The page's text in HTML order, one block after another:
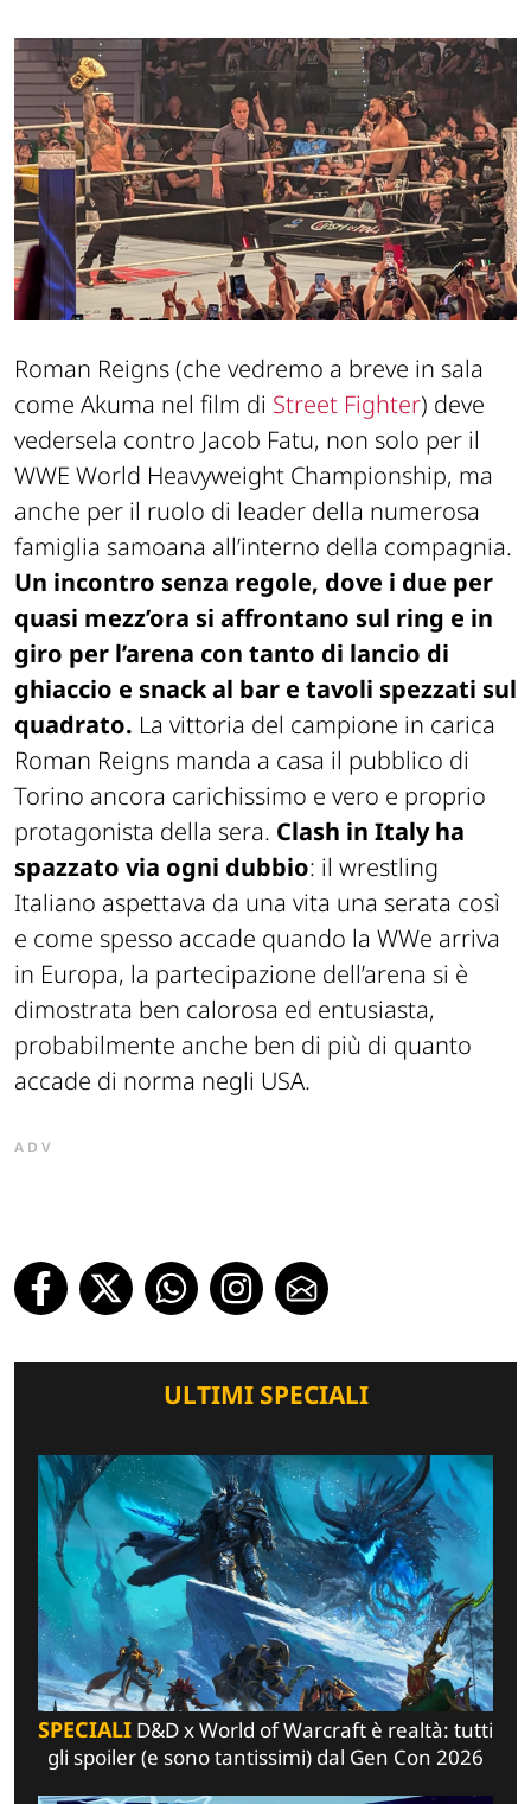
Roman Reigns (che vedremo a breve in sala
come Akuma nel film di Street Fighter) deve
vedersela contro Jacob Fatu, non solo per il
WWE World Heavyweight Championship, ma
anche per il ruolo di leader della numerosa
famiglia samoana all’interno della compagnia.
Un incontro senza regole, dove i due per
quasi mezz’ora si affrontano sul ring e in
giro per l’arena con tanto di lancio di
ghiaccio e snack al bar e tavoli spezzati sul
quadrato. La vittoria del campione in carica
Roman Reigns manda a casa il pubblico di
Torino ancora carichissimo e vero e proprio
protagonista della sera. Clash in Italy ha
spazzato via ogni dubbio: il wrestling
Italiano aspettava da una vita una serata così
e come spesso accade quando la WWe arriva
in Europa, la partecipazione dell’arena si è
dimostrata ben calorosa ed entusiasta,
probabilmente anche ben di più di quanto
accade di norma negli USA.
ADV
ULTIMI SPECIALI
SPECIALI D&D x World of Warcraft è realtà: tutti
gli spoiler (e sono tantissimi) dal Gen Con 2026